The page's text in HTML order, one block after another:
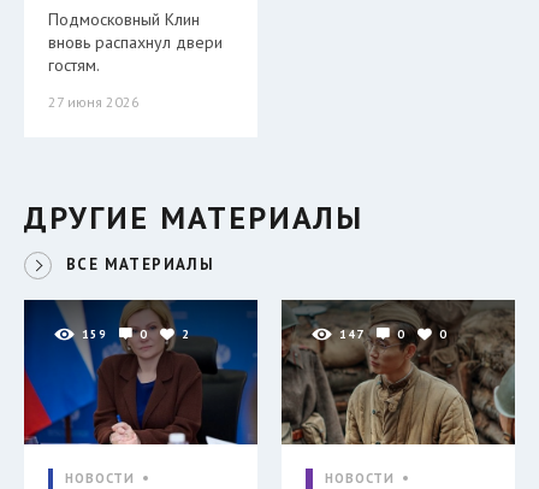
Подмосковный Клин
вновь распахнул двери
гостям.
27 июня 2026
ДРУГИЕ МАТЕРИАЛЫ
ВСЕ МАТЕРИАЛЫ
159 0 2
НОВОСТИ
147 0 0
НОВОСТИ